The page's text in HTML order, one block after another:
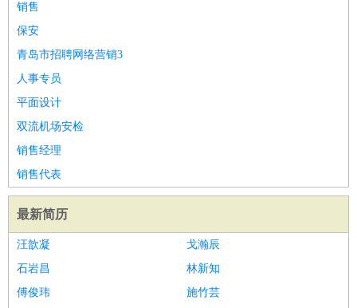
销售
保安
青岛市招聘网络营销3
人事专员
平面设计
双流机场安检
销售经理
销售代表
最新简历
汪歆凝
戈瀚辰
石岩昌
林新知
傅俊玮
施竹芸